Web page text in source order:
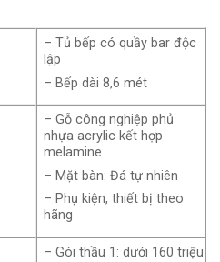
– Tủ bếp có quầy bar độc
lập
– Bếp dài 8,6 mét
– Gỗ công nghiệp phủ
nhựa acrylic kết hợp
melamine
– Mặt bàn: Đá tự nhiên
– Phụ kiện, thiết bị theo
hãng
– Gói thầu 1: dưới 160 triệu